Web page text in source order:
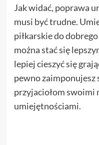
Jak widać, poprawa
musi być trudne.
piłkarskie do
można stać się
lepiej cieszyć się
pewno
przyjaciołom
umiejętnościami.